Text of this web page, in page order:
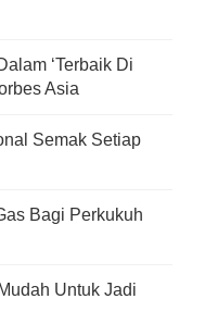
‘Terbaik Di
Asia
Semak Setiap
Bagi Perkukuh
Untuk Jadi